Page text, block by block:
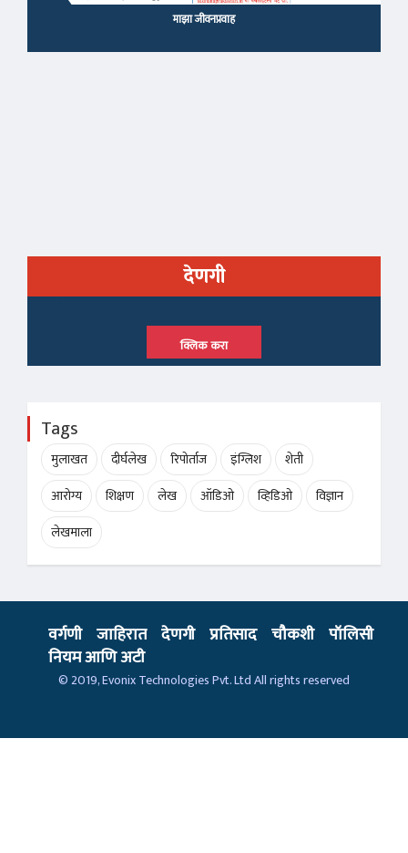
माझा जीवनप्रवाह
देणगी
क्लिक करा
Tags
मुलाखत दीर्घलेख रिपोर्ताज इंग्लिश
शेती
आरोग्य
शिक्षण लेख ऑडिओ व्हिडिओ
विज्ञान
लेखमाला
वर्गणी जाहिरात देणगी प्रतिसाद चौकशी पॉलिसी
नियम आणि अटी
© 2019,Evonix Technologies Pvt. LtdAll rights reserved